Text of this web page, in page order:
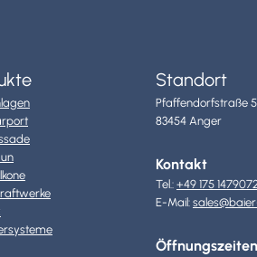
Standort
Pfaffendorfstraße
83454 Anger
Kontakt
Tel.: +49 175 1479072
E-Mail: